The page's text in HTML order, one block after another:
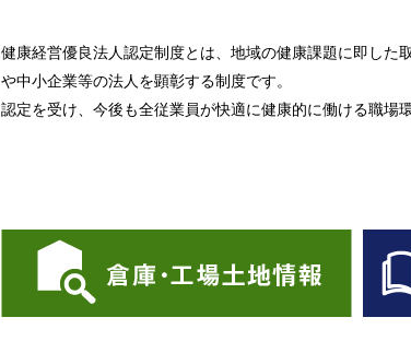
健康経営優良法人認定制度とは、地域の健康課題に即し
や中小企業等の法人を顕彰する制度です。
認定を受け、今後も全従業員が快適に健康的に働ける職場